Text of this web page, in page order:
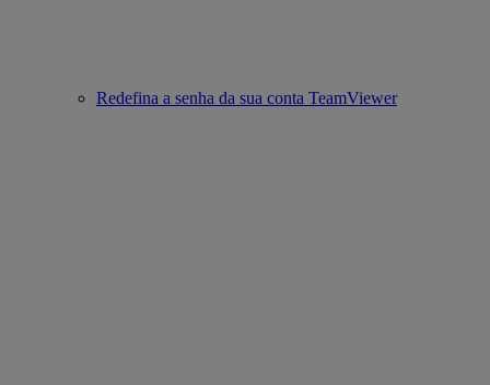
Redefina a senha da sua conta TeamViewer